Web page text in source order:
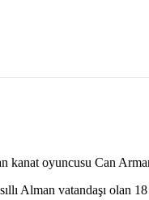
kanat oyuncusu Can
Alman vatandaşı olan